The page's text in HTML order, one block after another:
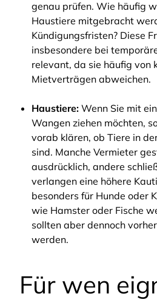
genau prüfen. Wie häufig
Haustiere mitgebracht
Kündigungsfristen? Diese
insbesondere bei
relevant, da sie häufig von
Mietverträgen abweichen.
Haustiere: Wenn Sie mit
Wangen ziehen möchten,
vorab klären, ob Tiere in
sind. Manche Vermieter
ausdrücklich, andere
verlangen eine höhere
besonders für Hunde oder
wie Hamster oder Fische
sollten aber dennoch
werden.
Für wen